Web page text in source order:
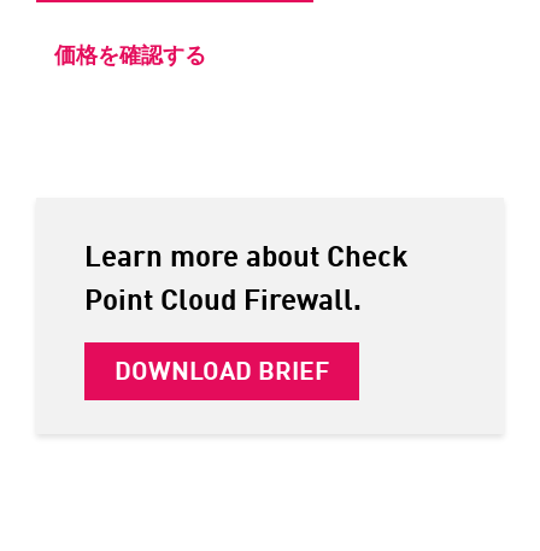
価格を確認する
Learn more about Check
Point Cloud Firewall.
DOWNLOAD BRIEF